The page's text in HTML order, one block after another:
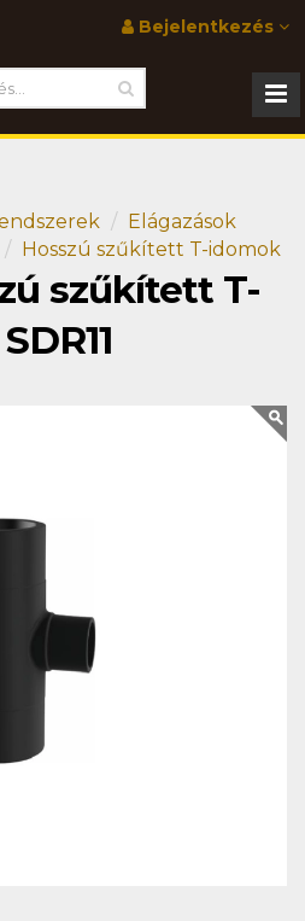
Bejelentkezés
Elágazások
Hosszú szűkített T-idomok
szűkített T-